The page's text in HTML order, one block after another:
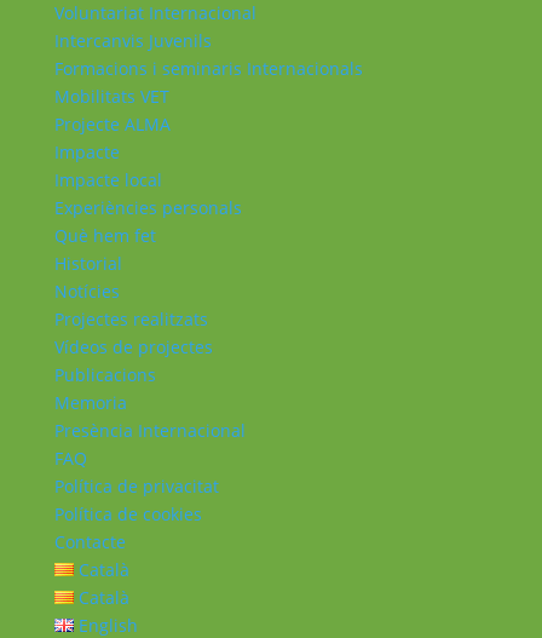
Voluntariat Internacional
Intercanvis Juvenils
Formacions i seminaris Internacionals
Mobilitats VET
Projecte ALMA
Impacte
Impacte local
Experiències personals
Què hem fet
Historial
Notícies
Projectes realitzats
Vídeos de projectes
Publicacions
Memoria
Presència Internacional
FAQ
Política de privacitat
Política de cookies
Contacte
Català
Català
English